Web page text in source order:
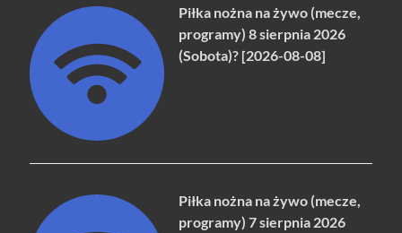
Piłka nożna na żywo (mecze,
programy) 8 sierpnia 2026
(Sobota)? [2026-08-08]
Piłka nożna na żywo (mecze,
programy) 7 sierpnia 2026